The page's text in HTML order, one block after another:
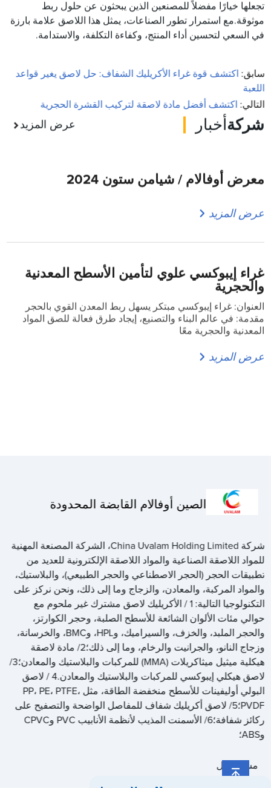
تجعلها خيارًا مفضلاً للمصنعين الذين يبحثون عن حلول ربط
موثوقة.مع استمرار تطور الصناعات، يمثل هذا اللاصق علامة بارزة
في السعي لتحسين أداء المنتج، وكفاءة التكلفة، والاستدامة.
سابق: اكتشف قوة غراء الأكريليك الشفاف: حل لاصق يغير قواعد
اللعبة
التالي: اكتشف أفضل مادة لاصقة لتركيب القشرة الحجرية
شركة أخبار عرض المزيد
معرض أوفالام / شيامن ستون 2024
عرض المزيد
غراء إيبوكسي علوي لتأمين الأسطح المعدنية
والحجرية
العنوان: غراء إيبوكسي مبتكر يسهل ربط المعدن القوي بالحجر
مقدمة: في عالم البناء والتصنيع، إيجاد طرق فعالة للصق المواد
المعدنية والحجرية معًا
عرض المزيد
الصين أوفالام القابضة المحدودة
شركة China Uvalam Holding Limited، الشركة المصنعة المهنية
للمواد اللاصقة الصناعية والمواد اللاصقة الإلكترونية للعديد من
تطبيقات الحجر (الحجر الاصطناعي والحجر الطبيعي)، والبلاستيك،
والمواد المركبة، والمعادن، والزجاج وما إلى ذلك، ونحن نركز على
التكنولوجيا التالية: 1 / الأكريليك لاصق مشترك غير ملحوم مع
حوالي مئات الألوان الشائعة للأسطح الصلبة، وحجر الكوارتز،
والحجر الملبد، والخزف، والسيراميك، وHPL، وBMC، والخرسانة،
وزجاج النانو، والجرانيت والرخام، وما إلى ذلك؛2/ مادة لاصقة
هيكلية ميثيل ميثاكريلات (MMA) للمركبات والبلاستيك والمعادن؛3/
لاصق هيكلي إيبوكسي للمركبات والبلاستيك والمعادن.4 / لاصق
البولي أوليفينات للأسطح منخفضة الطاقة، مثل PP، PE، PTFE،
PVDF؛5/ لاصق أكريليك شفاف للمفاصل الواضحة والتصفيح على
ركائز شفافة؛6/ الأسمنت المذيب لأنظمة الأنابيب PVC وCPVC
وABS؛
مشاركة ل